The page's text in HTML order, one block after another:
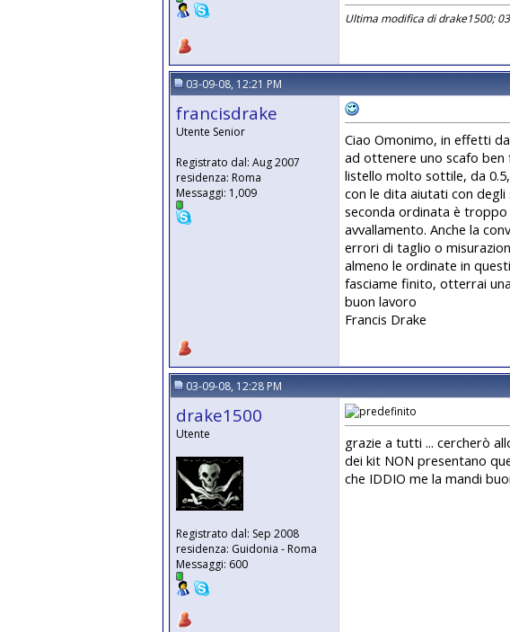
Ultima modifica di drake1500;
03-09-08, 12:21 PM
francisdrake
Utente Senior
Registrato dal: Aug 2007
residenza: Roma
Messaggi: 1,009
Ciao Omonimo, in effetti
ad ottenere uno scafo
listello molto sottile, da
con le dita aiutati con
seconda ordinata è
avvallamento. Anche la
errori di taglio o
almeno le ordinate in
fasciame finito, otterrai
buon lavoro
Francis Drake
03-09-08, 12:28 PM
drake1500
Utente
Registrato dal: Sep 2008
residenza: Guidonia - Roma
Messaggi: 600
grazie a tutti ... cercherò
dei kit NON presentano
che IDDIO me la mandi